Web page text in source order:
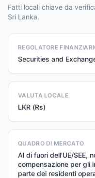
Fatti locali chiave da
Sri Lanka.
REGOLATORE
Securities and
VALUTA LOCALE
LKR (Rs)
QUADRO DI MERCATO
Al di fuori dell'UE/SEE,
compensazione per gli
parte dei residenti